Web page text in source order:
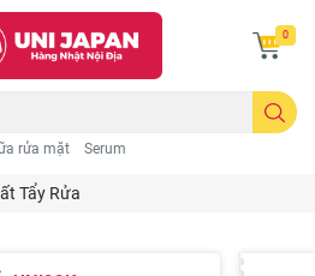
rửa mặt Serum
0
Tẩy Rửa